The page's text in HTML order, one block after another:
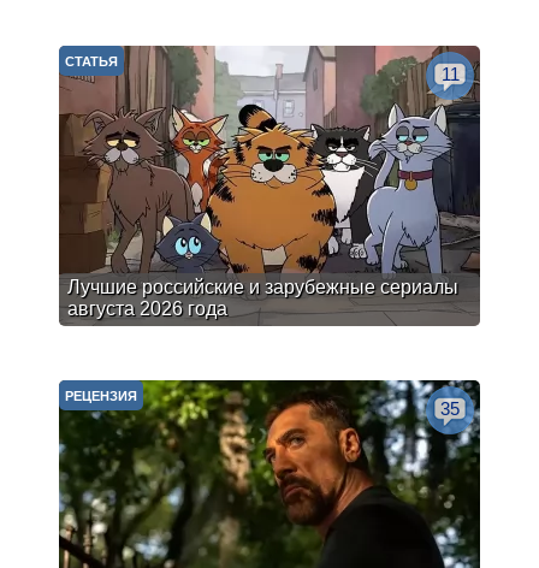
Лучшие российские и зарубежные сериалы
августа 2026 года
СТАТЬЯ
11
РЕЦЕНЗИЯ
35